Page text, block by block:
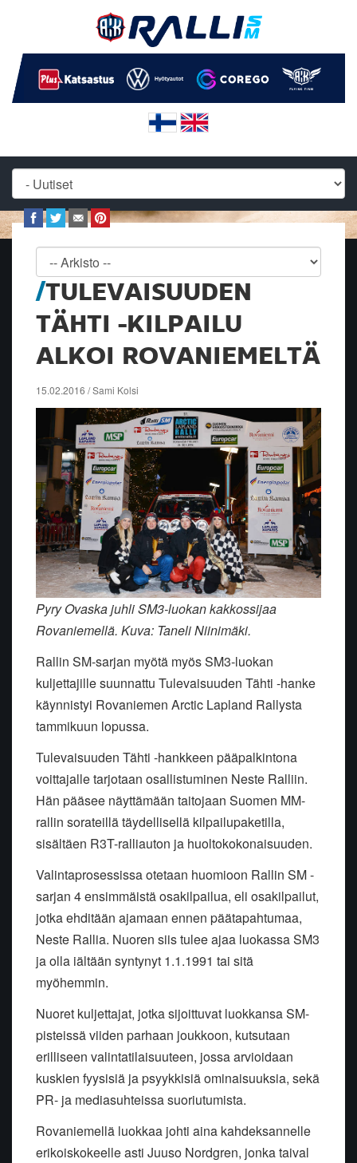
TULEVAISUUDEN
TÄHTI -KILPAILU
ALKOI ROVANIEMELTÄ
15.02.2016 / Sami Kolsi
Pyry Ovaska juhli SM3-luokan kakkossijaa
Rovaniemellä. Kuva: Taneli Niinimäki.
Rallin SM-sarjan myötä myös SM3-luokan
kuljettajille suunnattu Tulevaisuuden Tähti -hanke
käynnistyi Rovaniemen Arctic Lapland Rallysta
tammikuun lopussa.
Tulevaisuuden Tähti -hankkeen pääpalkintona
voittajalle tarjotaan osallistuminen Neste Ralliin.
Hän pääsee näyttämään taitojaan Suomen MM-
rallin sorateillä täydellisellä kilpailupaketilla,
sisältäen R3T-ralliauton ja huoltokokonaisuuden.
Valintaprosessissa otetaan huomioon Rallin SM -
sarjan 4 ensimmäistä osakilpailua, eli osakilpailut,
jotka ehditään ajamaan ennen päätapahtumaa,
Neste Rallia. Nuoren siis tulee ajaa luokassa SM3
ja olla iältään syntynyt 1.1.1991 tai sitä
myöhemmin.
Nuoret kuljettajat, jotka sijoittuvat luokkansa SM-
pisteissä viiden parhaan joukkoon, kutsutaan
erilliseen valintatilaisuuteen, jossa arvioidaan
kuskien fyysisiä ja psyykkisiä ominaisuuksia, sekä
PR- ja mediasuhteissa suoriutumista.
Rovaniemellä luokkaa johti aina kahdeksannelle
erikoiskokeelle asti Juuso Nordgren, jonka taival